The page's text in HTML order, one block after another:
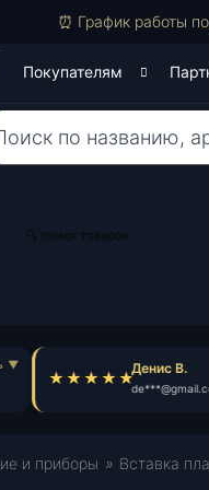
⏰ График работы
Покупателям
Поиск
🔍 поиск товаров
Денис В.
и приборы » Вставка